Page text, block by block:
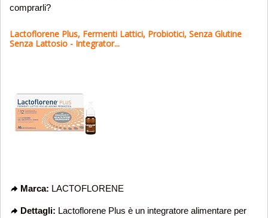
comprarli?
Lactoflorene Plus, Fermenti Lattici, Probiotici, Senza Glutine
Senza Lattosio - Integrator...
Marca: LACTOFLORENE
Dettagli: Lactoflorene Plus è un integratore alimentare per